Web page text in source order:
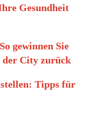
Gesundheit
gewinnen Sie
City zurück
Tipps für